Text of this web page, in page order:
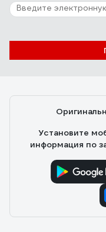
Установите
информация по